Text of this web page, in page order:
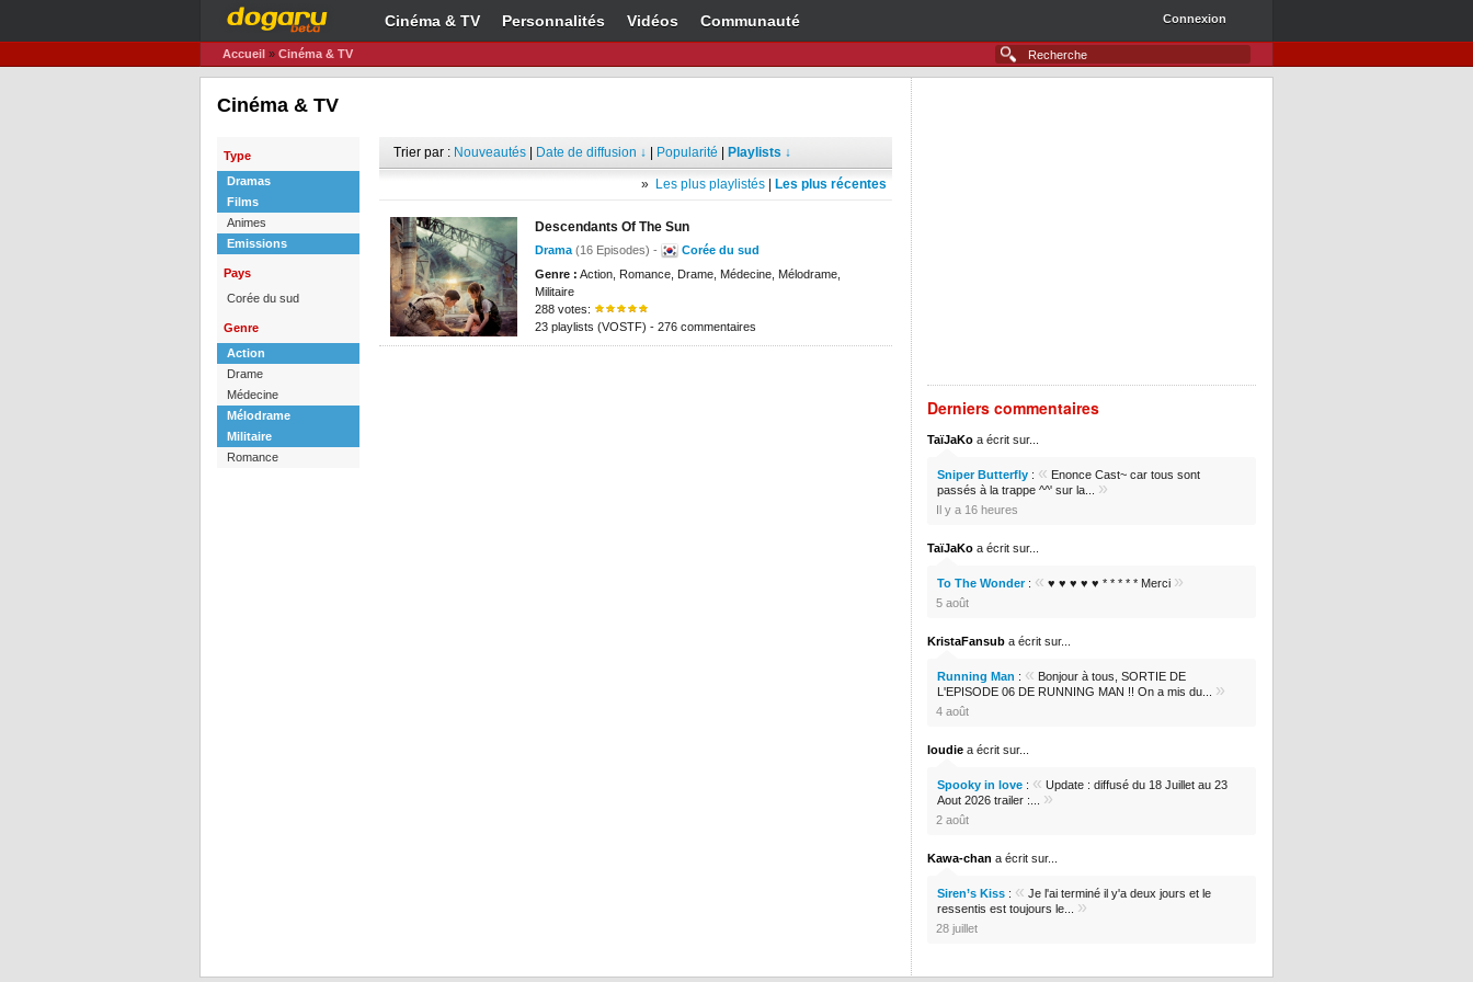
Cinéma & TV Personnalités Vidéos Communauté Connexion
Accueil » Cinéma & TV
Cinéma & TV
Type
Dramas
Films
Animes
Emissions
Pays
Corée du sud
Genre
Action
Drame
Médecine
Mélodrame
Militaire
Romance
Trier par : Nouveautés Date de diffusion ↓ Popularité Playlists ↓
» Les plus playlistés Les plus récentes
Descendants Of The Sun
Drama (16 Episodes) -
Corée du sud
Genre : Action, Romance, Drame, Médecine, Mélodrame,
Militaire
288 votes:
23 playlists (VOSTF) - 276 commentaires
Derniers commentaires
TaïJaKo a écrit sur...
Sniper Butterfly : « Enonce Cast~ car tous sont
passés à la trappe ^^' sur la... »
Il y a 16 heures
TaïJaKo a écrit sur...
To The Wonder: « ♥ ♥ ♥ ♥ ♥ * * * * * Merci »
5 août
KristaFansub a écrit sur...
Running Man : « Bonjour à tous, SORTIE DE
L'EPISODE 06 DE RUNNING MAN !! On a mis du... »
4 août
loudie a écrit sur...
Spooky in love : « Update : diffusé du 18 Juillet au 23
Aout 2026 trailer :... »
2 août
Kawa-chan a écrit sur...
Siren’s Kiss : « Je l'ai terminé il y'a deux jours et le
ressentis est toujours le... »
28 juillet